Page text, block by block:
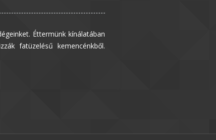
Éttermünk kínálatában
fatüzelésű kemencénkből.